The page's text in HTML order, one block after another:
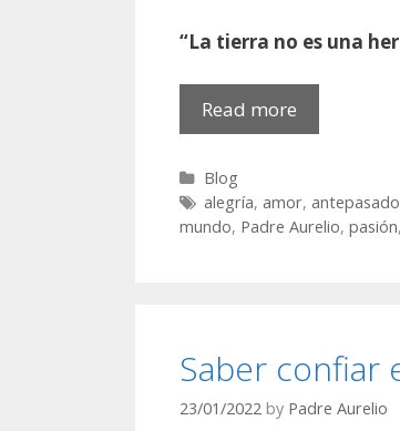
“La tierra no es una
Read more
vida
raíces
y
Categories
Blog
Tags
alegría, amor,
mundo, Padre Aurelio, pasión,
Saber confiar
23/01/2022 by Padre Aurelio